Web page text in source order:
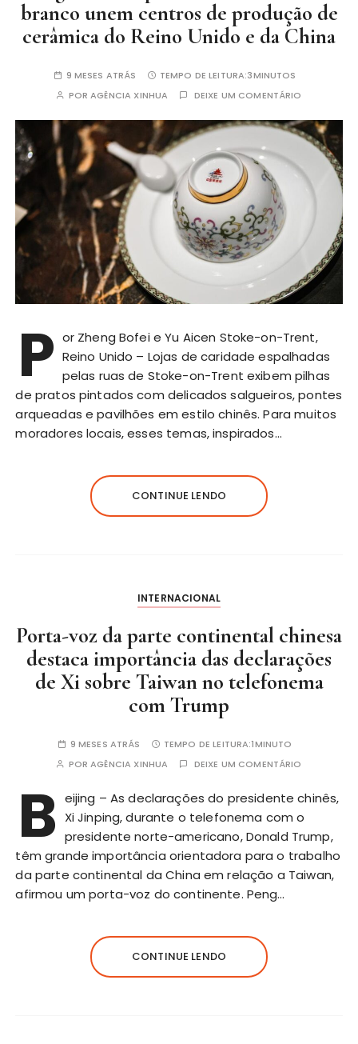
branco unem centros de produção de
cerâmica do Reino Unido e da China
9 MESES ATRÁS TEMPO DE LEITURA:3MINUTOS
PORAGÊNCIA XINHUA DEIXE UM COMENTÁRIO
P or Zheng Bofei e Yu Aicen Stoke-on-Trent,
Reino Unido – Lojas de caridade espalhadas
pelas ruas de Stoke-on-Trent exibem pilhas
de pratos pintados com delicados salgueiros, pontes
arqueadas e pavilhões em estilo chinês. Para muitos
moradores locais, esses temas, inspirados…
CONTINUE LENDO
INTERNACIONAL
Porta-voz da parte continental chinesa
destaca importância das declarações
de Xi sobre Taiwan no telefonema
com Trump
9 MESES ATRÁS TEMPO DE LEITURA:1MINUTO
PORAGÊNCIA XINHUA DEIXE UM COMENTÁRIO
B eijing – As declarações do presidente chinês,
Xi Jinping, durante o telefonema com o
presidente norte-americano, Donald Trump,
têm grande importância orientadora para o trabalho
da parte continental da China em relação a Taiwan,
afirmou um porta-voz do continente. Peng…
CONTINUE LENDO